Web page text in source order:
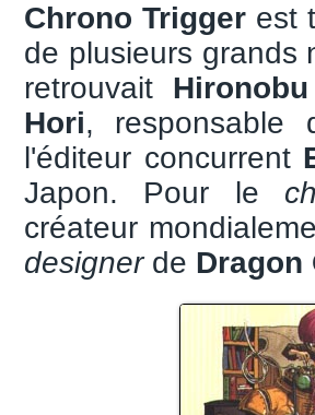
Chrono Triggerest
de plusieurs grands
retrouvait
Hori,
l'éditeur concurrent
Japon. Pour le
créateur
designerde Dragon